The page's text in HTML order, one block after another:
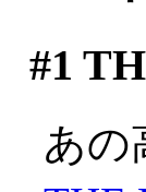
#1
あの